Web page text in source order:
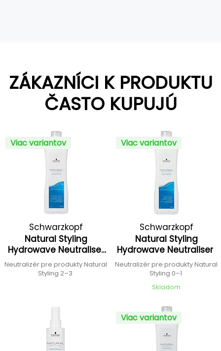
ZÁKAZNÍCI K PRODUKTU
ČASTO KUPUJÚ
Viac variantov
Schwarzkopf
Professional
Natural Styling
Hydrowave Neutraliser
+
Neutralizér pre produkty Natural
Styling 2–3
Viac variantov
Schwarzkopf
Professional
Natural Styling
Hydrowave Neutraliser
Neutralizér pre produkty Natural
Styling 0–1
Skladom
Viac variantov